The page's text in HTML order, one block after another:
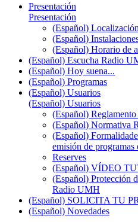
Presentación
Presentación
(Español) Localización
(Español)
(Español) Horario de
(Español) Escucha Radio
(Español) Hoy suena...
(Español) Programas
(Español) Usuarios
(Español) Usuarios
(Español)
(Español) Normativa
(Español)
emisión de
Reserves
(Español) VÍDEO
(Español) Protección
Radio UMH
(Español) SOLICITA TU
(Español) Novedades